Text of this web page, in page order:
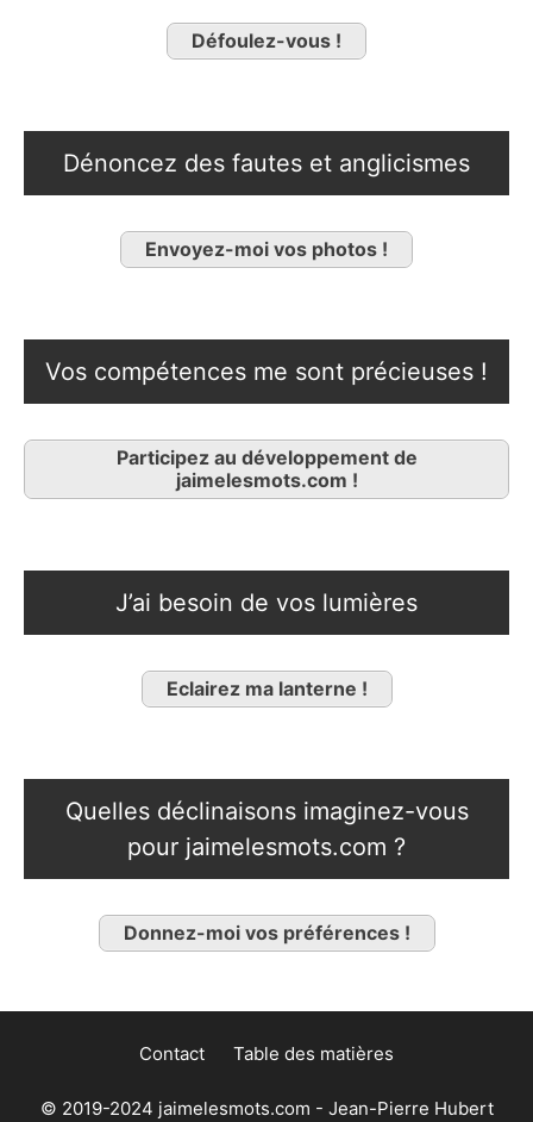
Défoulez-vous !
Dénoncez des fautes et anglicismes
Envoyez-moi vos photos !
Vos compétences me sont précieuses !
Participez au développement de
jaimelesmots.com !
J’ai besoin de vos lumières
Eclairez ma lanterne !
Quelles déclinaisons imaginez-vous
pour jaimelesmots.com ?
Donnez-moi vos préférences !
Contact Table des matières
© 2019-2024 jaimelesmots.com - Jean-Pierre Hubert